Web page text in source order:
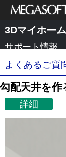
メガソフト株式
会社
3Dマイホー
サポート情報
よくあるご質
勾配天井を作
詳細